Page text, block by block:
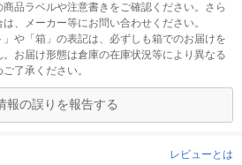
品ラベルや注意書きをご確認ください。さら
、メーカー等にお問い合わせください。
や「箱」の表記は、必ずしも箱でのお届けを
お届け形態は倉庫の在庫状況等により異なる
了承ください。
報の誤りを報告する
レビューとは